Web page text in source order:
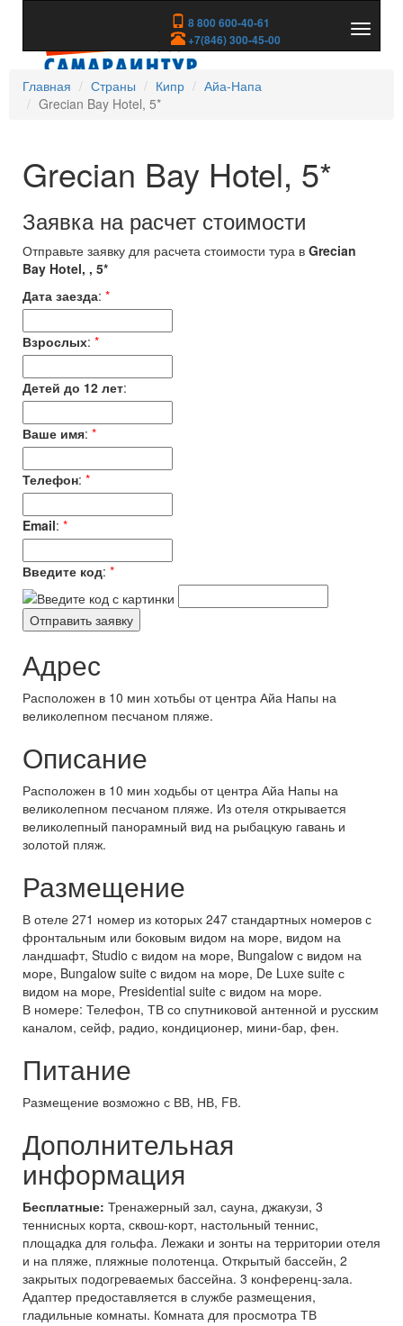
8 800 600-40-61
+7(846) 300-45-00
скрыть
Главная
Страны Кипр
Айа-Напа
Grecian Bay Hotel, 5*
Grecian Bay Hotel, 5*
Заявка на расчет стоимости
Отправьте заявку для расчета стоимости тура в Grecian
Bay Hotel, , 5*
Дата заезда: *
Взрослых: *
Детей до 12 лет:
Ваше имя: *
Телефон: *
Email: *
Введите код: *
Адрес
Расположен в 10 мин хотьбы от центра Айа Напы на
великолепном песчаном пляже.
Описание
Расположен в 10 мин ходьбы от центра Айа Напы на
великолепном песчаном пляже. Из отеля открывается
великолепный панорамный вид на рыбацкую гавань и
золотой пляж.
Размещение
В отеле 271 номер из которых 247 стандартных номеров с
фронтальным или боковым видом на море, видом на
ландшафт, Studio с видом на море, Bungalow с видом на
море, Bungalow suite c видом на море, De Luxe suite с
видом на море, Presidential suite с видом на море.
В номере: Телефон, ТВ со спутниковой антенной и русским
каналом, сейф, радио, кондиционер, мини-бар, фен.
Питание
Размещение возможно с ВВ, НВ, FВ.
Дополнительная
информация
Бесплатные: Тренажерный зал, сауна, джакузи, 3
теннисных корта, сквош-корт, настольный теннис,
площадка для гольфа. Лежаки и зонты на территории отеля
и на пляже, пляжные полотенца. Открытый бассейн, 2
закрытых подогреваемых бассейна. 3 конференц-зала.
Адаптер предоставляется в службе размещения,
гладильные комнаты. Комната для просмотра ТВ